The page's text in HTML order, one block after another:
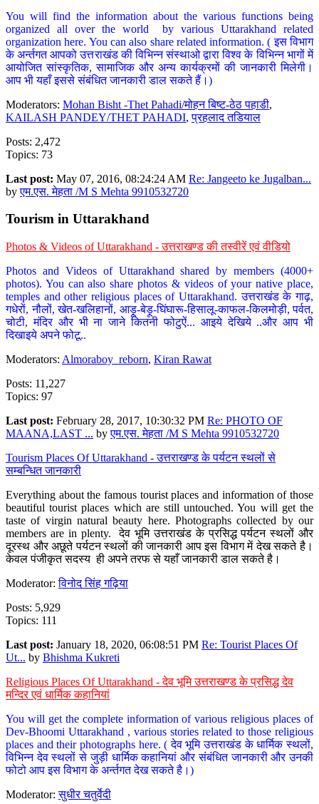
You will find the information about the various functions being
organized all over the world by various Uttarakhand related
organization here. You can also share related information. ( इस विभाग
के अर्न्तगत आपको उत्तराखंड की विभिन्न संस्थाओ द्वारा विश्व के विभिन्न भागों में
आयोजित सांस्कृतिक, सामाजिक और अन्य कार्यक्रमों की जानकारी मिलेगी।
आप भी यहाँ इससे संबंधित जानकारी डाल सकते हैं।)
Moderators: Mohan Bisht -Thet Pahadi/मोहन बिष्ट-ठेठ पहाडी,
KAILASH PANDEY/THET PAHADI,प्रहलाद तडियाल
Posts: 2,472
Topics: 73
Last post: May 07, 2016, 08:24:24 AM Re: Jangeeto ke Jugalban...
byएम.एस. मेहता /M S Mehta 9910532720
Tourism in Uttarakhand
Photos & Videos of Uttarakhand - उत्तराखण्ड की तस्वीरें एवं वीडियो
Photos and Videos of Uttarakhand shared by members (4000+
photos). You can also share photos & videos of your native place,
temples and other religious places of Uttarakhand. उत्तराखंड के गाढ़,
गधेरों, नौलों, खेत-खलिहानों, आड़ू-बेड़ू-घिंघारू-हिसालू-काफल-किलमोड़ी, पर्वत,
चोटी, मंदिर और भी ना जाने कितनी फोटुऐं... आइये देखिये ..और आप भी
दिखाइये अपने फोटू..
Moderators: Almoraboy_reborn, Kiran Rawat
Posts: 11,227
Topics: 97
Last post: February 28, 2017, 10:30:32 PM Re: PHOTO OF
MAANA,LAST ... byएम.एस. मेहता /M S Mehta 9910532720
Tourism Places Of Uttarakhand - उत्तराखण्ड के पर्यटन स्थलों से
सम्बन्धित जानकारी
Everything about the famous tourist places and information of those
beautiful tourist places which are still untouched. You will get the
taste of virgin natural beauty here. Photographs collected by our
members are in plenty. देव भूमि उत्तराखंड के प्रसिद्ध पर्यटन स्थलों और
दूरस्थ और अछूते पर्यटन स्थलों की जानकारी आप इस विभाग में देख सकते है।
केवल पंजीकृत सदस्य ही अपने तरफ से यहाँ जानकारी डाल सकते है।
Moderator:विनोद सिंह गढ़िया
Posts: 5,929
Topics: 111
Last post: January 18, 2020, 06:08:51 PM Re: Tourist Places Of
Ut... by Bhishma Kukreti
Religious Places Of Uttarakhand - देव भूमि उत्तराखण्ड के प्रसिद्ध देव
मन्दिर एवं धार्मिक कहानियां
You will get the complete information of various religious places of
Dev-Bhoomi Uttarakhand , various stories related to those religious
places and their photographs here. ( देव भूमि उत्तराखंड के धार्मिक स्थलों,
विभिन्न देव स्थलों से जुड़ी धार्मिक कहानियां और संबंधित जानकारी और उनकी
फोटो आप इस विभाग के अर्न्तगत देख सकते है।)
Moderator:सुधीर चतुर्वेदी